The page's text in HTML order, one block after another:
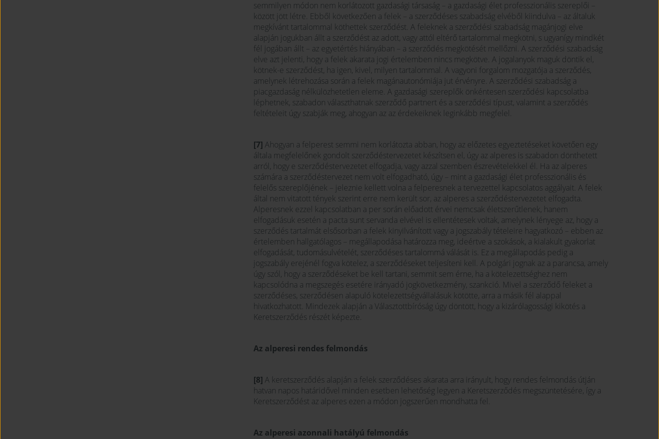
semmilyen módon nem korlátozott gazdasági társaság – a gazdasági élet professzionális szereplői –
között jött létre. Ebből következően a felek – a szerződéses szabadság elvéből kiindulva – az általuk
megkívánt tartalommal köthettek szerződést. A feleknek a szerződési szabadság magánjogi elve
alapján jogukban állt a szerződést az adott, vagy attól eltérő tartalommal megkötni, s ugyanígy mindkét
fél jogában állt – az egyetértés hiányában – a szerződés megkötését mellőzni. A szerződési szabadság
elve azt jelenti, hogy a felek akarata jogi értelemben nincs megkötve. A jogalanyok maguk döntik el,
kötnek-e szerződést, ha igen, kivel, milyen tartalommal. A vagyoni forgalom mozgatója a szerződés,
amelynek létrehozása során a felek magánautonómiája jut érvényre. A szerződési szabadság a
piacgazdaság nélkülözhetetlen eleme. A gazdasági szereplők önkéntesen szerződési kapcsolatba
léphetnek, szabadon választhatnak szerződő partnert és a szerződési típust, valamint a szerződés
feltételeit úgy szabják meg, ahogyan az az érdekeiknek leginkább megfelel.
[7] Ahogyan a felperest semmi nem korlátozta abban, hogy az előzetes egyeztetéseket követően egy
általa megfelelőnek gondolt szerződéstervezetet készítsen el, úgy az alperes is szabadon dönthetett
arról, hogy e szerződéstervezetet elfogadja, vagy azzal szemben észrevételekkel él. Ha az alperes
számára a szerződéstervezet nem volt elfogadható, úgy – mint a gazdasági élet professzionális és
felelős szereplőjének – jeleznie kellett volna a felperesnek a tervezettel kapcsolatos aggályait. A felek
által nem vitatott tények szerint erre nem került sor, az alperes a szerződéstervezetet elfogadta.
Alperesnek ezzel kapcsolatban a per során előadott érvei nemcsak életszerűtlenek, hanem
elfogadásuk esetén a pacta sunt servanda elvével is ellentétesek voltak, amelynek lényege az, hogy a
szerződés tartalmát elsősorban a felek kinyilvánított vagy a jogszabály tételeire hagyatkozó – ebben az
értelemben hallgatólagos – megállapodása határozza meg, ideértve a szokások, a kialakult gyakorlat
elfogadását, tudomásulvételét, szerződéses tartalommá válását is. Ez a megállapodás pedig a
jogszabály erejénél fogva kötelez, a szerződéseket teljesíteni kell. A polgári jognak az a parancsa, amely
úgy szól, hogy a szerződéseket be kell tartani, semmit sem érne, ha a kötelezettséghez nem
kapcsolódna a megszegés esetére irányadó jogkövetkezmény, szankció. Mivel a szerződő feleket a
szerződéses, szerződésen alapuló kötelezettségvállalásuk kötötte, arra a másik fél alappal
hivatkozhatott. Mindezek alapján a Választottbíróság úgy döntött, hogy a kizárólagossági kikötés a
Keretszerződés részét képezte.
Az alperesi rendes felmondás
[8] A keretszerződés alapján a felek szerződéses akarata arra irányult, hogy rendes felmondás útján
hatvan napos határidővel minden esetben lehetőség legyen a Keretszerződés megszüntetésére, így a
Keretszerződést az alperes ezen a módon jogszerűen mondhatta fel.
Az alperesi azonnali hatályú felmondás